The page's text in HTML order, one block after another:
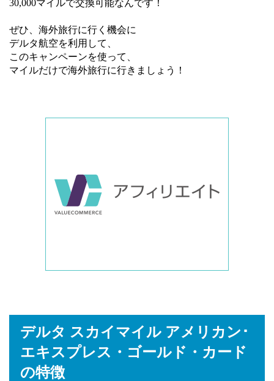
30,000マイルで交換可能なんです！
ぜひ、海外旅行に行く機会に
デルタ航空を利用して、
このキャンペーンを使って、
マイルだけで海外旅行に行きましょう！
デルタ スカイマイル アメリカン･
エキスプレス・ゴールド・カード
の特徴